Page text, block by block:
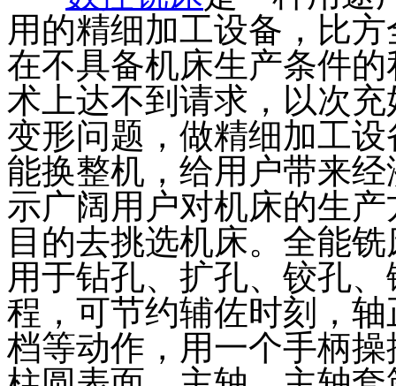
用的精细加工设备，比
在不具备机床生产条件
术上达不到请求，以次
变形问题，做精细加工
能换整机，给用户带来
示广阔用户对机床的生
目的去挑选机床。全能
用于钻孔、扩孔、铰孔
程，可节约辅佐时刻，
档等动作，用一个手柄